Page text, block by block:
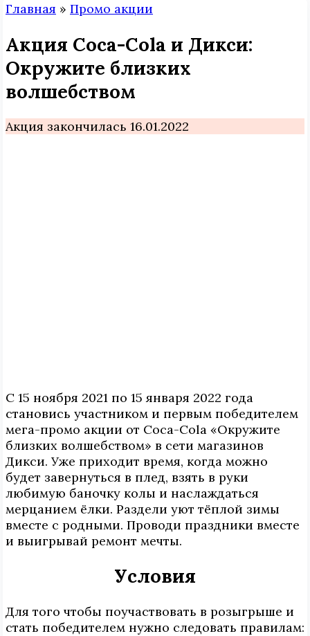
Главная » Промо акции
Акция Coca-Cola и Дикси:
Окружите близких
волшебством
Акция закончилась 16.01.2022
С 15 ноября 2021 по 15 января 2022 года
становись участником и первым победителем
мега-промо акции от Coca-Cola «Окружите
близких волшебством» в сети магазинов
Дикси. Уже приходит время, когда можно
будет завернуться в плед, взять в руки
любимую баночку колы и наслаждаться
мерцанием ёлки. Раздели уют тёплой зимы
вместе с родными. Проводи праздники вместе
и выигрывай ремонт мечты.
Условия
Для того чтобы поучаствовать в розыгрыше и
стать победителем нужно следовать правилам: